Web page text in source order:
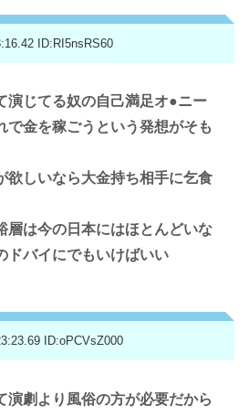
ID:RI5nsRS60
演じてる奴の自己満足オ●ニー
で金を稼ごうという発想がそも
欲しいなら大金持ち相手に乞食
層は今の日本にはほとんどいな
ドバイにでもいけばいい
ID:oPCVsZ000
演劇より風俗の方が必要だから